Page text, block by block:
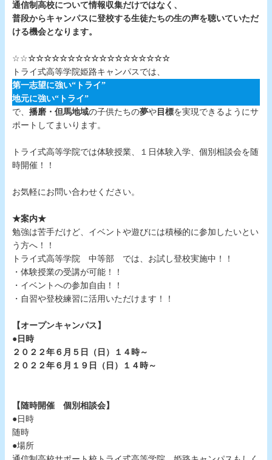
通信制高校について情報収集だけではなく、
普段からキャンパスに登校する生徒たちの生の声を聴いていただ
ける機会となります。
☆☆☆☆☆☆☆☆☆☆☆☆☆☆☆☆☆☆☆☆
トライ式高等学院姫路キャンパスでは、
第一志望に強い“トライ”
地元に強い“トライ”
で、 播磨・但馬地域の子供たちの夢や 目標を実現できるようにサ
ポートしてまいります。
トライ式高等学院では体験授業、１日体験入学、個別相談会を随
時開催！！
お気軽にお問い合わせください。
★案内★
勉強は苦手だけど、イベントや遊びには積極的に参加したいとい
う方へ！！
トライ式高等学院 中等部 では、お試し登校実施中！！
・体験授業の受講が可能！！
・イベントへの参加自由！！
・自習や登校練習に活用いただけます！！
【オープンキャンパス】
●日時
２０２２年６月５日（日）１４時～
２０２２年６月１９日（日）１４時～
【随時開催 個別相談会】
●日時
随時
●場所